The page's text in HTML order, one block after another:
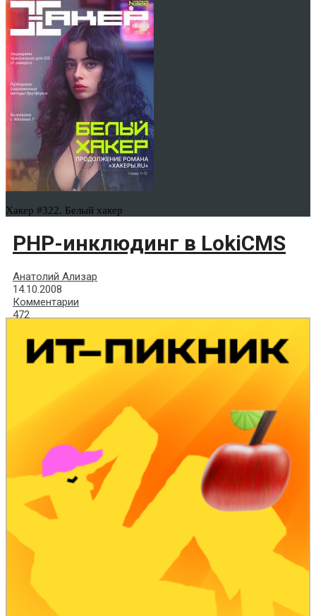
Хакер #322. Белый хакер
PHP-инклюдинг в LokiCMS
Анатолий Ализар
14.10.2008
Комментарии
472